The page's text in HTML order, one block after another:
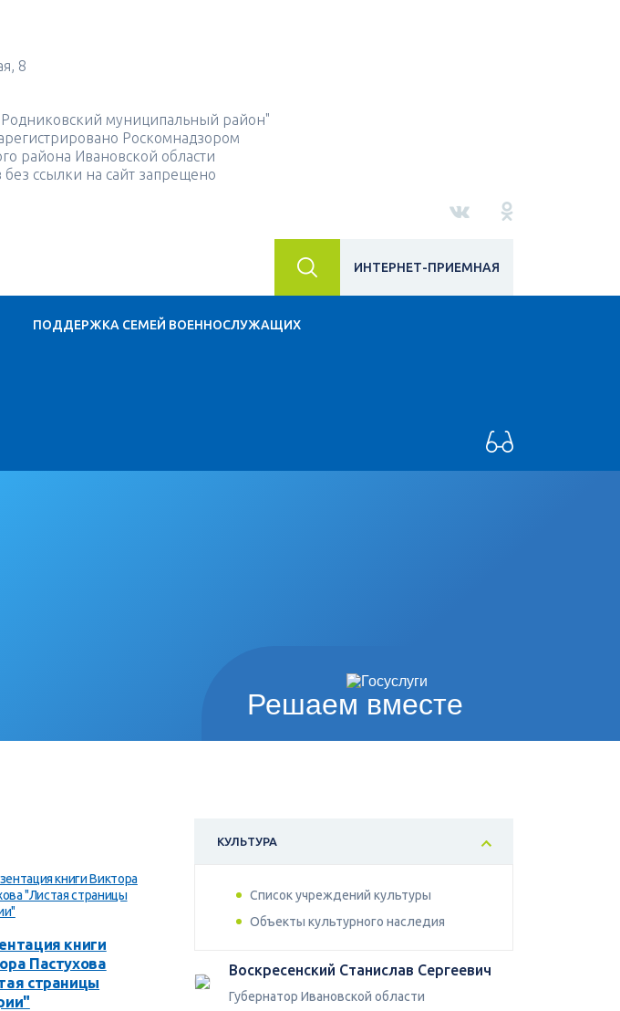
8
муниципальный район"
Роскомнадзором
района Ивановской области
ссылки на сайт запрещено
ИНТЕРНЕТ-ПРИЕМНАЯ
ПОДДЕРЖКА СЕМЕЙ ВОЕННОСЛУЖАЩИХ
Решаем вместе
книги
Пастухова
страницы
КУЛЬТУРА
Список учреждений культуры
Объекты культурного наследия
Воскресенский Станислав Сергеевич
Губернатор Ивановской области